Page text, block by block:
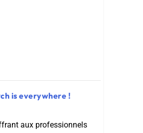
is everywhere !
aux professionnels